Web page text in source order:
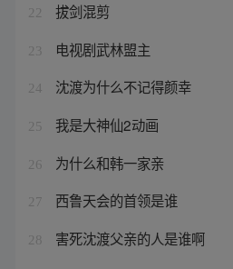
22 拔剑混剪
23 电视剧武林盟主
24 沈渡为什么不记得颜幸
25 我是大神仙2动画
26 为什么和韩一家亲
27 西鲁天会的首领是谁
28
害死沈渡父亲的人是谁啊